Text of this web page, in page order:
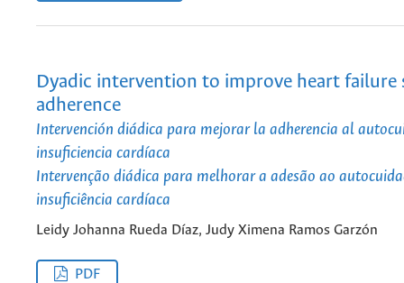
Dyadic intervention to improve heart failure
adherence
Intervención diádica para mejorar la adherencia al
insuficiencia cardíaca
Intervenção diádica para melhorar a adesão ao
insuficiência cardíaca
Leidy Johanna Rueda Díaz, Judy Ximena Ramos Garzón
PDF